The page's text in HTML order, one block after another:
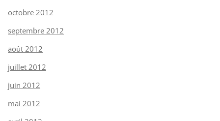
octobre 2012
septembre 2012
août 2012
juillet 2012
juin 2012
mai 2012